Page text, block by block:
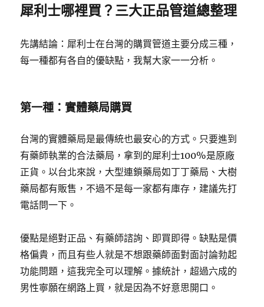
犀利士哪裡買？三大正品管道總整理
先講結論：犀利士在台灣的購買管道主要分成三種，
每一種都有各自的優缺點，我幫大家一一分析。
第一種：實體藥局購買
台灣的實體藥局是最傳統也最安心的方式。只要進到
有藥師執業的合法藥局，拿到的犀利士100%是原廠
正貨。以台北來說，大型連鎖藥局如丁丁藥局、大樹
藥局都有販售，不過不是每一家都有庫存，建議先打
電話問一下。
優點是絕對正品、有藥師諮詢、即買即得。缺點是價
格偏貴，而且有些人就是不想跟藥師面對面討論勃起
功能問題，這我完全可以理解。據統計，超過六成的
男性寧願在網路上買，就是因為不好意思開口。